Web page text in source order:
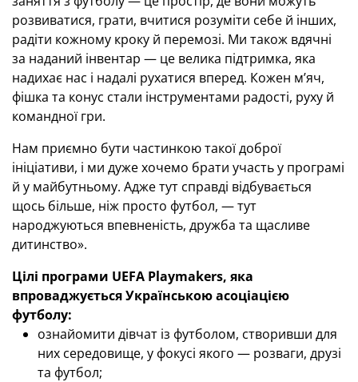
розвиватися, грати, вчитися розуміти себе й інших,
радіти кожному кроку й перемозі. Ми також вдячні
за наданий інвентар — це велика підтримка, яка
надихає нас і надалі рухатися вперед. Кожен м’яч,
фішка та конус стали інструментами радості, руху й
командної гри.
Нам приємно бути частинкою такої доброї
ініціативи, і ми дуже хочемо брати участь у програмі
й у майбутньому. Адже тут справді відбувається
щось більше, ніж просто футбол, — тут
народжуються впевненість, дружба та щасливе
дитинство».
Цілі програми UEFA Playmakers, яка
впроваджується Українською асоціацією
футболу:
ознайомити дівчат із футболом, створивши для
них середовище, у фокусі якого — розваги, друзі
та футбол;